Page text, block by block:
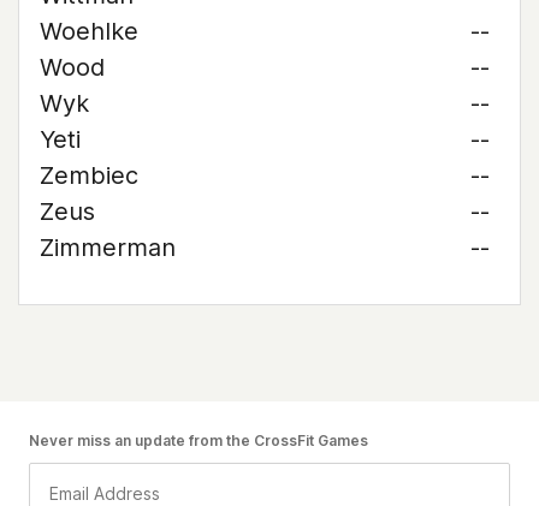
Woehlke
--
Wood
--
Wyk
--
Yeti
--
Zembiec
--
Zeus
--
Zimmerman
--
Never miss an update from the CrossFit Games